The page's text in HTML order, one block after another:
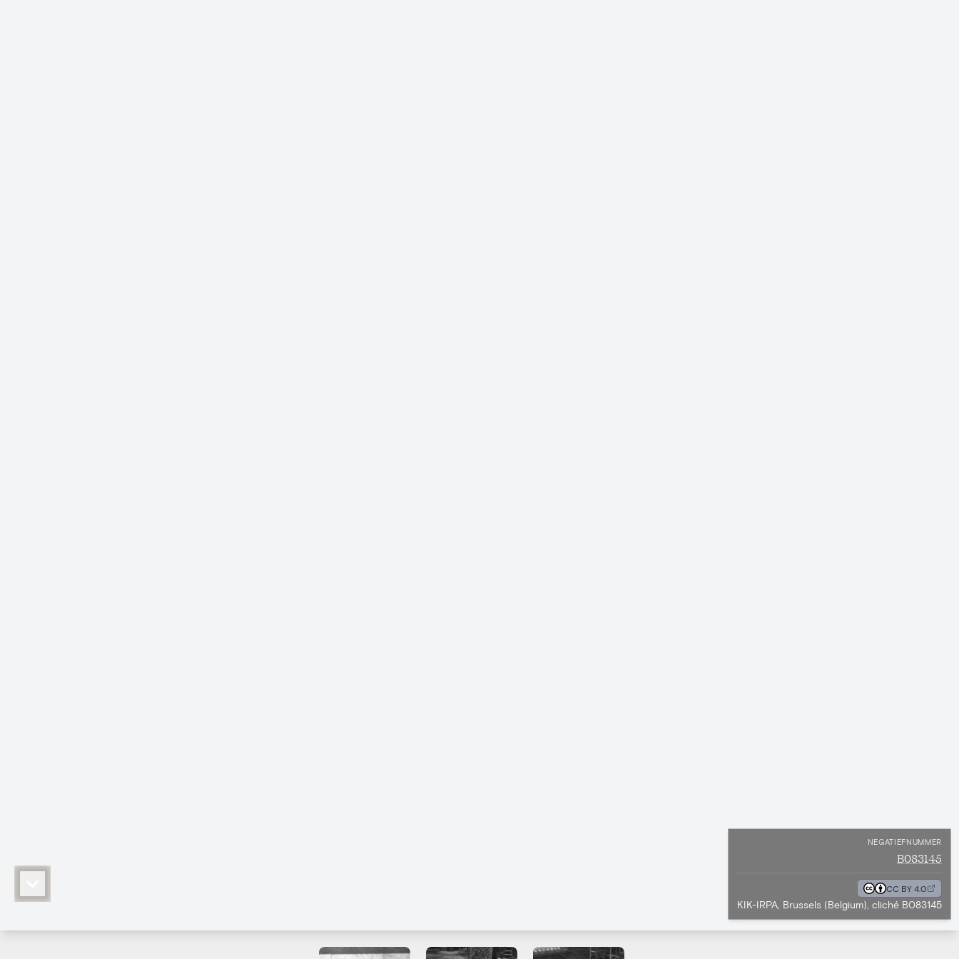
NEGATIEFNUMMER
B083145
CC BY 4.0
KIK-IRPA, Brussels (Belgium), cliché B083145